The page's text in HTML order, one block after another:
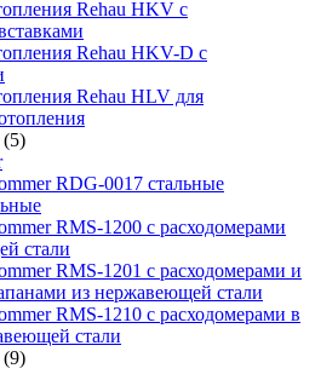
Rehau HKV с
Rehau HKV-D с
Rehau HLV для
(5)
RDG-0017 стальные
RMS-1200 с расходомерами
стали
RMS-1201 с расходомерами и
из нержавеющей стали
RMS-1210 с расходомерами в
стали
(9)